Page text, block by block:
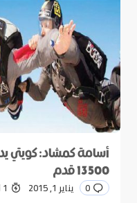
أسامة كمشاد: كويتي
13500 قدم
0 يناير 1, 2015 1 min read